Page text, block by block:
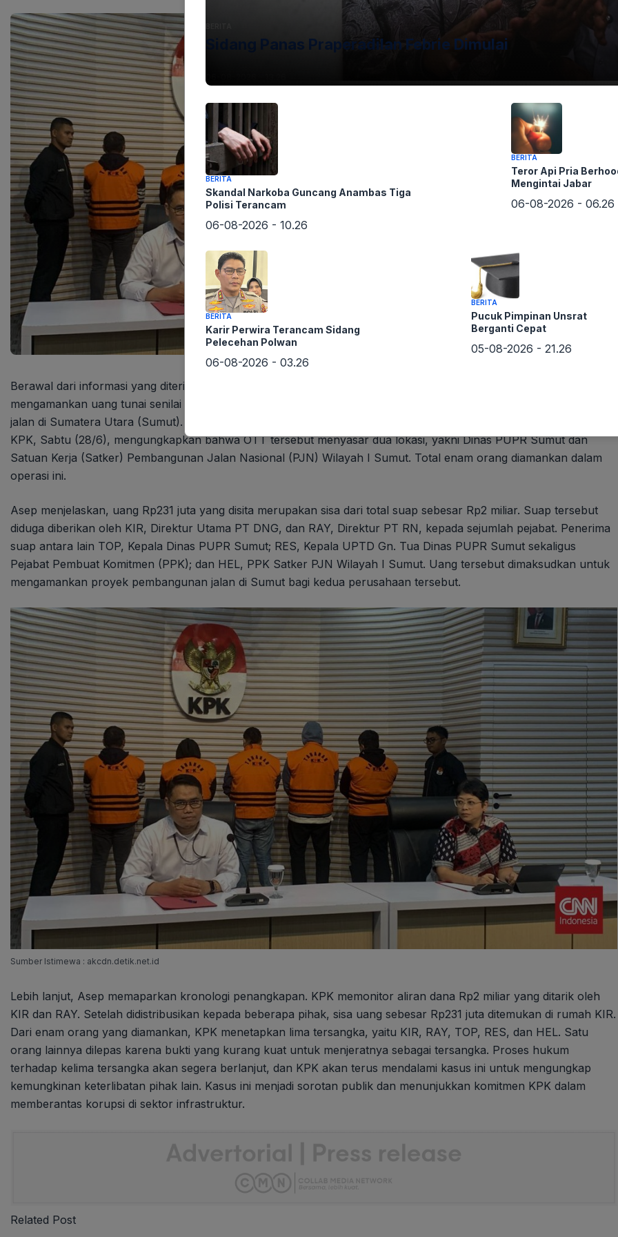
Berawal dari informasi yang diterima lintaswarta.co.id, Komisi Pemberantasan Korupsi (KPK) berhasil
mengamankan uang tunai senilai Rp231 juta dalam operasi tangkap tangan (OTT) terkait dugaan korupsi proyek
jalan di Sumatera Utara (Sumut). Direktur Penyidikan KPK, Asep Guntur Rahayu, dalam konferensi pers di kantor
KPK, Sabtu (28/6), mengungkapkan bahwa OTT tersebut menyasar dua lokasi, yakni Dinas PUPR Sumut dan
Satuan Kerja (Satker) Pembangunan Jalan Nasional (PJN) Wilayah I Sumut. Total enam orang diamankan dalam
operasi ini.
Asep menjelaskan, uang Rp231 juta yang disita merupakan sisa dari total suap sebesar Rp2 miliar. Suap tersebut
diduga diberikan oleh KIR, Direktur Utama PT DNG, dan RAY, Direktur PT RN, kepada sejumlah pejabat. Penerima
suap antara lain TOP, Kepala Dinas PUPR Sumut; RES, Kepala UPTD Gn. Tua Dinas PUPR Sumut sekaligus
Pejabat Pembuat Komitmen (PPK); dan HEL, PPK Satker PJN Wilayah I Sumut. Uang tersebut dimaksudkan untuk
mengamankan proyek pembangunan jalan di Sumut bagi kedua perusahaan tersebut.
Sumber Istimewa : akcdn.detik.net.id
Lebih lanjut, Asep memaparkan kronologi penangkapan. KPK memonitor aliran dana Rp2 miliar yang ditarik oleh
KIR dan RAY. Setelah didistribusikan kepada beberapa pihak, sisa uang sebesar Rp231 juta ditemukan di rumah KIR.
Dari enam orang yang diamankan, KPK menetapkan lima tersangka, yaitu KIR, RAY, TOP, RES, dan HEL. Satu
orang lainnya dilepas karena bukti yang kurang kuat untuk menjeratnya sebagai tersangka. Proses hukum
terhadap kelima tersangka akan segera berlanjut, dan KPK akan terus mendalami kasus ini untuk mengungkap
kemungkinan keterlibatan pihak lain. Kasus ini menjadi sorotan publik dan menunjukkan komitmen KPK dalam
memberantas korupsi di sektor infrastruktur.
Related Post
Sidang Panas Praperadilan Febrie Dimulai
BERITA
Skandal Narkoba Guncang Anambas Tiga
Polisi Terancam
06-08-2026 - 10.26
BERITA
Teror Api Pria
Mengintai Jabar
06-08-2026 - 06.26
BERITA
Karir Perwira Terancam Sidang
Pelecehan Polwan
06-08-2026 - 03.26
BERITA
Pucuk Pimpinan Unsrat
Berganti Cepat
05-08-2026 - 21.26